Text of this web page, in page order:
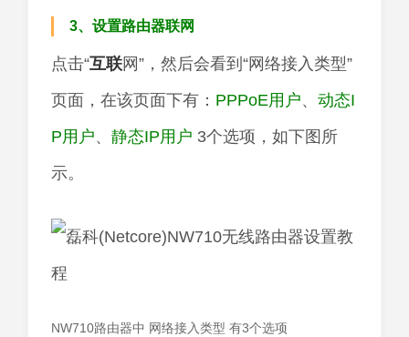
3、设置路由器联网
点击“互联网”，然后会看到“网络接入类型”
页面，在该页面下有： PPPoE用户、 动态I
P用户、 静态IP用户 3个选项，如下图所
示。
NW710路由器中 网络接入类型 有3个选项